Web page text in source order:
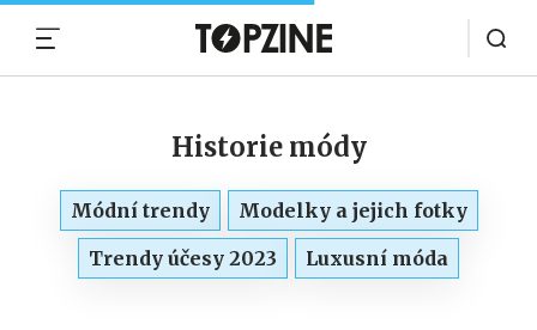
Historie módy
Módní trendy
Modelky a jejich fotky
Trendy účesy 2023
Luxusní móda